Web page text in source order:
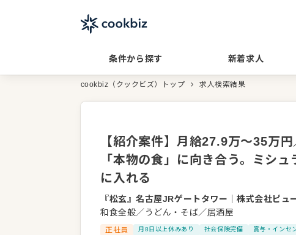
条件から探す 新着求人
cookbiz（クックビズ）トップ 求人検索結果
【紹介案件】月給27.9万～35万
「本物の食」に向き合う。ミシ
に入れる
『松玄』名古屋JRゲートタワー
株式会社ピュ
和食全般／うどん・そば／居酒屋
正社員 月8日以上休みあり 社会保険完備 賞与・インセ